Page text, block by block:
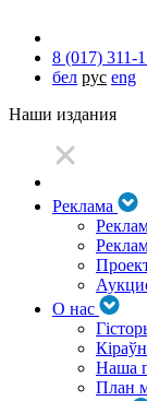
8 (017) 311-
бел рус eng
Наши издания
Реклама
О нас
Наша
План